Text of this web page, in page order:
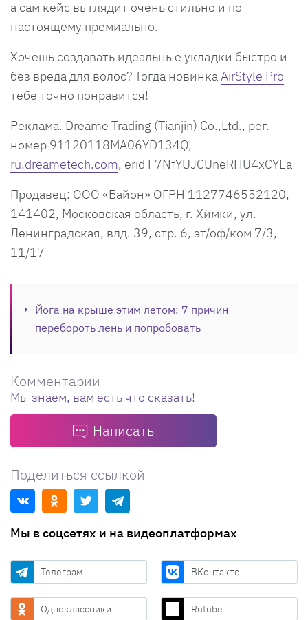
а сам кейс выглядит очень стильно и по-
настоящему премиально.
Хочешь создавать идеальные укладки быстро и
без вреда для волос? Тогда новинкаAirStyle Pro
тебе точно понравится!
Реклама. Dreame Trading (Tianjin) Co.,Ltd., рег.
номер 91120118MA06YD134Q,
ru.dreametech.com, erid F7NfYUJCUneRHU4xCYEa
Продавец: ООО «Байон» ОГРН 1127746552120,
141402, Московская область, г. Химки, ул.
Ленинградская, влд. 39, стр. 6, эт/оф/ком 7/3,
11/17
Йога на крыше этим летом: 7 причин
перебороть лень и попробовать
Комментарии
Мы знаем, вам есть что сказать!
Написать
Поделиться ссылкой
Мы в соцсетях и на видеоплатформах
Телеграм ВКонтакте
Одноклассники Rutube